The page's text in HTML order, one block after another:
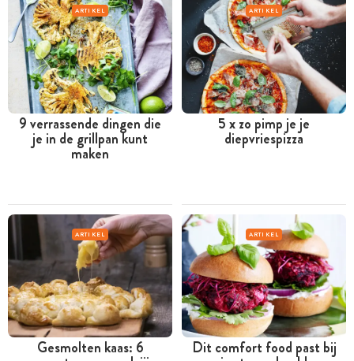
ARTIKEL
9 verrassende dingen die
je in de grillpan kunt
maken
ARTIKEL
5 x zo pimp je je
diepvriespizza
ARTIKEL
Gesmolten kaas: 6
ARTIKEL
Dit comfort food past bij